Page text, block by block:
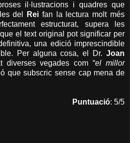
il·lustracions i quadres que
del
Rei fan la lectura molt més
estructurat, supera les
el text original pot significar per
una edició imprescindible
Per alguna cosa, el Dr. Joan
diverses vegades com “el millor
que subscric sense cap mena de
Puntuació: 5/5